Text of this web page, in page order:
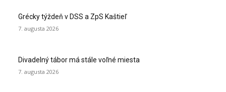
Grécky týždeň v DSS a ZpS Kaštieľ
7. augusta 2026
Divadelný tábor má stále voľné miesta
7. augusta 2026